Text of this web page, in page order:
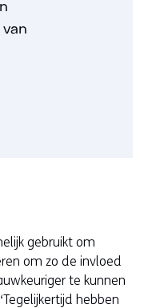
gebruikt om
om zo de invloed
te kunnen
hebben